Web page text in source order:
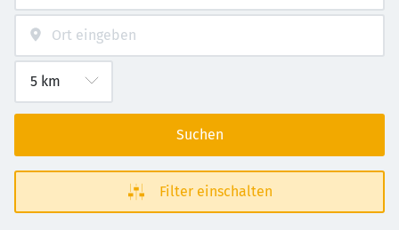
Suchen
Filter einschalten